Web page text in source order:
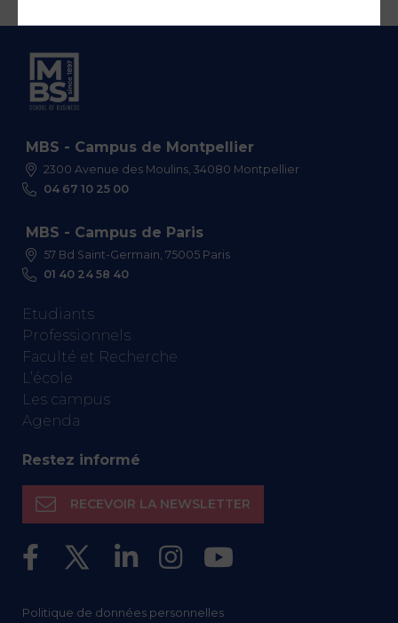
MBS - Campus de Montpellier
2300 Avenue des Moulins, 34080 Montpellier
04 67 10 25 00
MBS - Campus de Paris
57 Bd Saint-Germain, 75005 Paris
01 40 24 58 40
Etudiants
Professionnels
Faculté et Recherche
L’école
Les campus
Agenda
Restez informé
RECEVOIR LA NEWSLETTER
Politique de données personnelles